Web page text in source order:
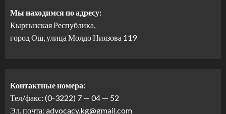
Мы находимся по адресу:
Кыргызская Республика,
город Ош, улица Молдо Ниязова 119
Контактные номера:
Тел/факс: (0-3222) 7 — 04 — 52
Эл. почта: advocacy.kg@gmail.com